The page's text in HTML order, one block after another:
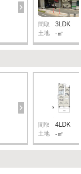
間取 3LDK
土地 -㎡
間取 4LDK
土地 -㎡